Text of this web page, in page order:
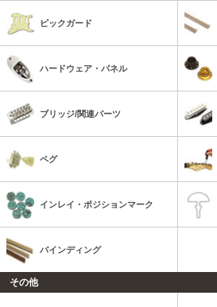
ピックガード
ハードウェア・パネル
ブリッジ/関連パーツ
ペグ
インレイ・ポジションマーク
バインディング
その他